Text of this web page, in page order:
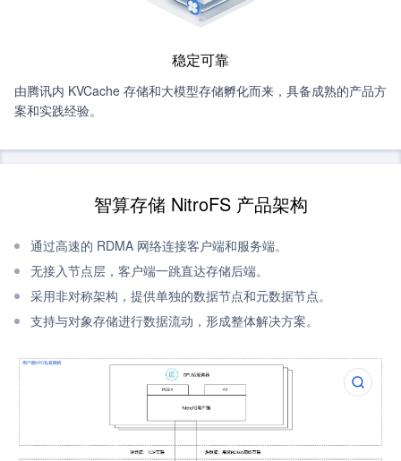
稳定可靠
由腾讯内 KVCache 存储和大模型存储孵化而来，具备成熟的产品方
案和实践经验。
智算存储 NitroFS 产品架构
通过高速的 RDMA 网络连接客户端和服务端。
无接入节点层，客户端一跳直达存储后端。
采用非对称架构，提供单独的数据节点和元数据节点。
支持与对象存储进行数据流动，形成整体解决方案。